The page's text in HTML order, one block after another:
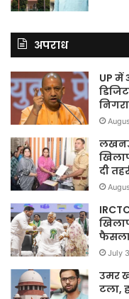
अपराध
UP में
दी
July
उमर
टला,